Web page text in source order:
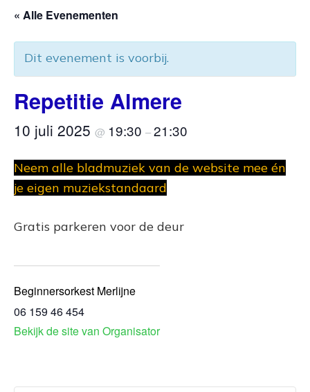
« Alle Evenementen
Dit evenement is voorbij.
Repetitie Almere
10 juli 2025 @ 19:30 –21:30
Neem alle bladmuziek van de website mee én
je eigen muziekstandaard
Gratis parkeren voor de deur
Beginnersorkest Merlijne
06 159 46 454
Bekijk de site van Organisator